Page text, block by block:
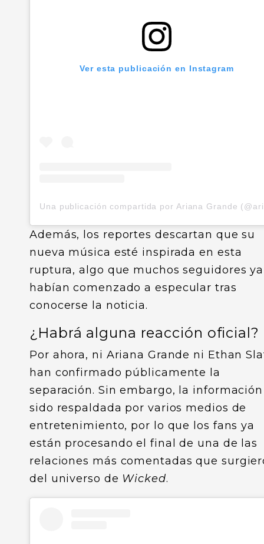
Ver esta publicación en Instagram
Además, los reportes descartan que su
nueva música esté inspirada en esta
ruptura, algo que muchos seguidores ya
habían comenzado a especular tras
conocerse la noticia.
¿Habrá alguna reacción oficial?
Por ahora, ni Ariana Grande ni Ethan
han confirmado públicamente la
separación. Sin embargo, la
sido respaldada por varios medios de
entretenimiento, por lo que los fans ya
están procesando el final de una de las
relaciones más comentadas que
del universo de Wicked.